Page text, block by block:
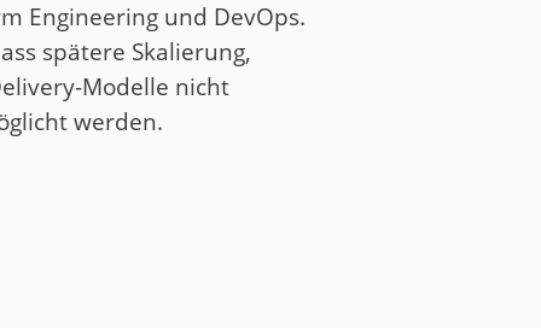
Engineering und DevOps.
spätere Skalierung,
Modelle nicht
werden.